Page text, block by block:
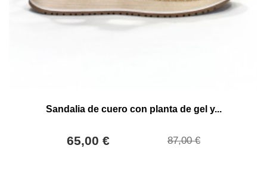
Sandalia de cuero con planta de gel y...
65,00 € 87,00 €